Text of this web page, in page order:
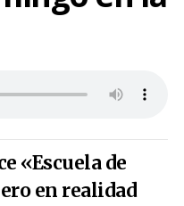
«Escuela de
en realidad